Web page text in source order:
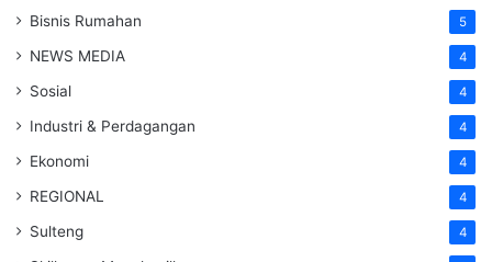
Bisnis Rumahan 5
NEWS MEDIA 4
Sosial 4
Industri & Perdagangan 4
Ekonomi 4
REGIONAL 4
Sulteng 4